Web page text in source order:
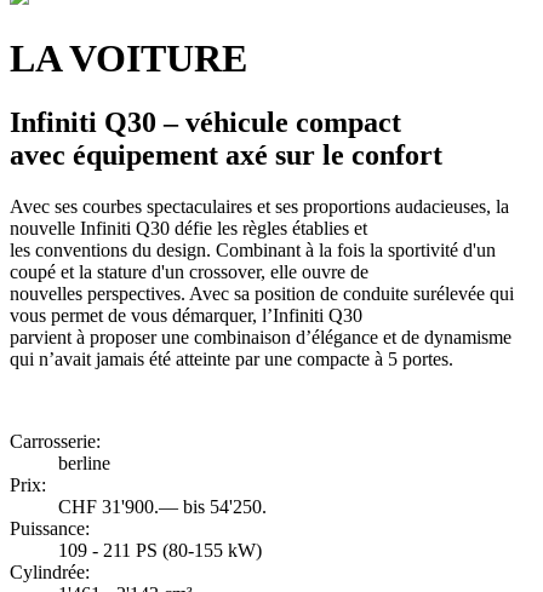
LAVOITURE
Infiniti Q30 – véhicule compact
avec équipement axé sur le confort
Avec ses courbes spectaculaires et ses proportions audacieuses, la
nouvelle Infiniti Q30 défie les règles établies et
les conventions du design. Combinant à la fois la sportivité d'un
coupé et la stature d'un crossover, elle ouvre de
nouvelles perspectives. Avec sa position de conduite surélevée qui
vous permet de vous démarquer, l’Infiniti Q30
parvient à proposer une combinaison d’élégance et de dynamisme
qui n’avait jamais été atteinte par une compacte à 5 portes.
Carrosserie:
berline
Prix:
CHF 31'900.— bis 54'250.
Puissance:
109 - 211 PS (80-155 kW)
Cylindrée: